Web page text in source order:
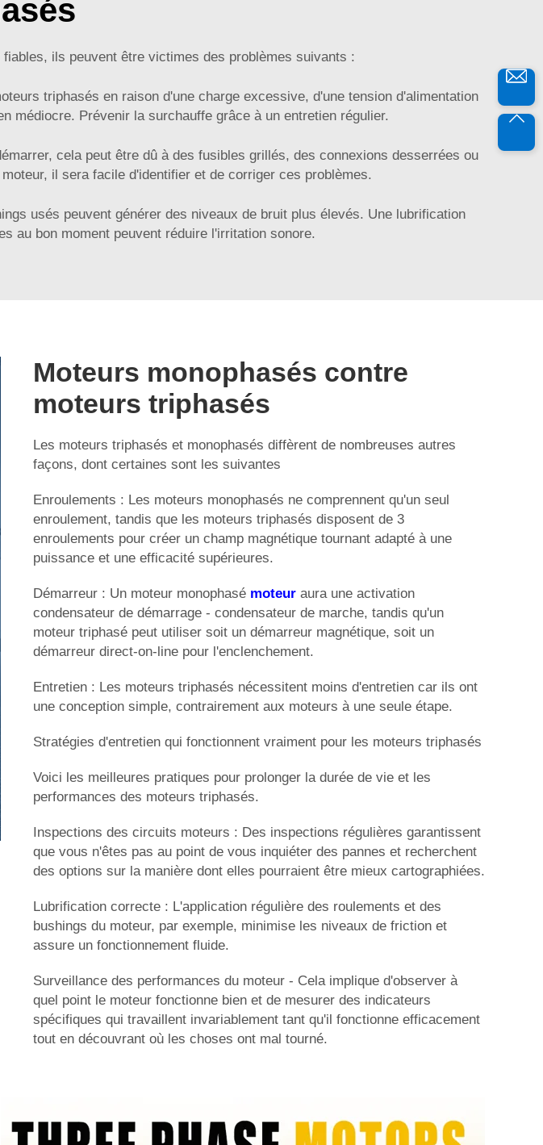
ils peuvent être victimes des problèmes suivants :
triphasés en raison d'une charge excessive, d'une tension d'alimentation
médiocre. Prévenir la surchauffe grâce à un entretien régulier.
cela peut être dû à des fusibles grillés, des connexions desserrées ou
il sera facile d'identifier et de corriger ces problèmes.
usés peuvent générer des niveaux de bruit plus élevés. Une lubrification
au bon moment peuvent réduire l'irritation sonore.
Moteurs monophasés contre
moteurs triphasés
Les moteurs triphasés et monophasés diffèrent de nombreuses autres
façons, dont certaines sont les suivantes
Enroulements : Les moteurs monophasés ne comprennent qu'un seul
enroulement, tandis que les moteurs triphasés disposent de 3
enroulements pour créer un champ magnétique tournant adapté à une
puissance et une efficacité supérieures.
Démarreur : Un moteur monophasé moteur aura une activation
condensateur de démarrage - condensateur de marche, tandis qu'un
moteur triphasé peut utiliser soit un démarreur magnétique, soit un
démarreur direct-on-line pour l'enclenchement.
Entretien : Les moteurs triphasés nécessitent moins d'entretien car ils ont
une conception simple, contrairement aux moteurs à une seule étape.
Stratégies d'entretien qui fonctionnent vraiment pour les moteurs triphasés
Voici les meilleures pratiques pour prolonger la durée de vie et les
performances des moteurs triphasés.
Inspections des circuits moteurs : Des inspections régulières garantissent
que vous n'êtes pas au point de vous inquiéter des pannes et recherchent
des options sur la manière dont elles pourraient être mieux cartographiées.
Lubrification correcte : L'application régulière des roulements et des
bushings du moteur, par exemple, minimise les niveaux de friction et
assure un fonctionnement fluide.
Surveillance des performances du moteur - Cela implique d'observer à
quel point le moteur fonctionne bien et de mesurer des indicateurs
spécifiques qui travaillent invariablement tant qu'il fonctionne efficacement
tout en découvrant où les choses ont mal tourné.